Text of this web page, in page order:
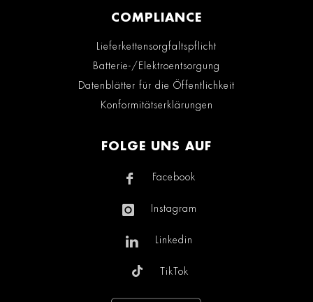
COMPLIANCE
Lieferkettensorgfaltspflicht
Batterie-/Elektroentsorgung
Datenblätter für die Öffentlichkeit
Konformitätserklärungen
FOLGE UNS AUF
Facebook
Instagram
Linkedin
TikTok